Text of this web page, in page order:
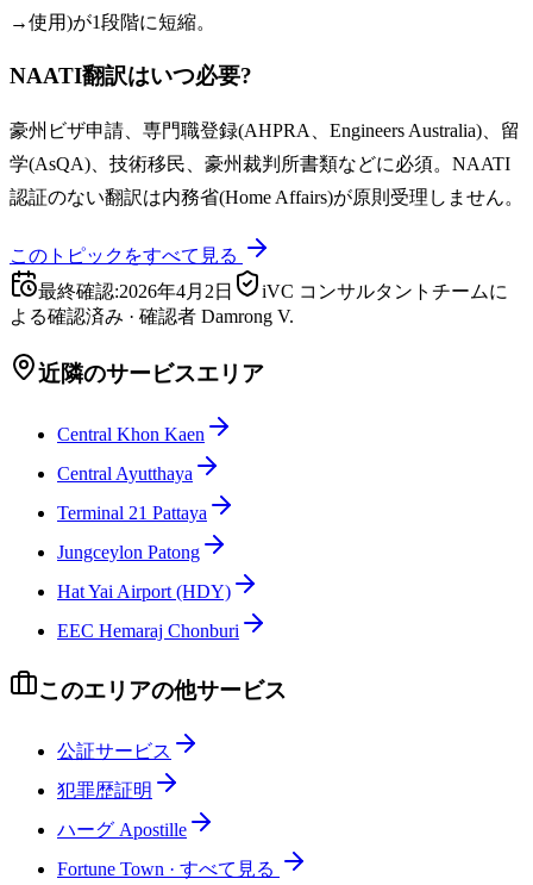
→使用)が1段階に短縮。
NAATI翻訳はいつ必要?
豪州ビザ申請、専門職登録(AHPRA、Engineers Australia)、留
学(AsQA)、技術移民、豪州裁判所書類などに必須。NAATI
認証のない翻訳は内務省(Home Affairs)が原則受理しません。
このトピックをすべて見る
最終確認:2026年4月2日
iVC コンサルタントチームに
よる確認済み · 確認者 Damrong V.
近隣のサービスエリア
Central Khon Kaen
Central Ayutthaya
Terminal 21 Pattaya
Jungceylon Patong
Hat Yai Airport (HDY)
EEC Hemaraj Chonburi
このエリアの他サービス
公証サービス
犯罪歴証明
ハーグ Apostille
Fortune Town · すべて見る